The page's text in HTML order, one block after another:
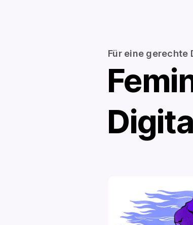
Für eine gerechte